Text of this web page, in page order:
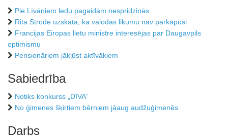
Pie Līvāniem ledu pagaidām nespridzinās
Rita Strode uzskata, ka valodas likumu nav pārkāpusi
Francijas Eiropas lietu ministre interesējas par Daugavpils
optimismu
Pensionāriem jākļūst aktīvākiem
Sabiedrība
Notiks konkurss „DĪVA”
No ģimenes šķirtiem bērniem jāaug audžuģimenēs
Darbs